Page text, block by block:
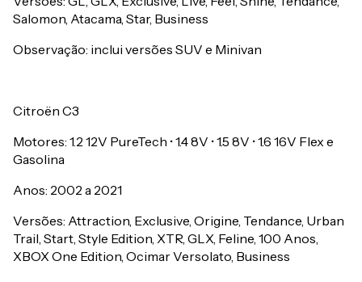
Salomon, Atacama, Star, Business
Observação: inclui versões SUV e Minivan
Citroën C3
Motores: 1.2 12V PureTech • 1.4 8V • 1.5 8V • 1.6 16V Flex e
Gasolina
Anos: 2002 a 2021
Versões: Attraction, Exclusive, Origine, Tendance, Urban
Trail, Start, Style Edition, XTR, GLX, Feline, 100 Anos,
XBOX One Edition, Ocimar Versolato, Business